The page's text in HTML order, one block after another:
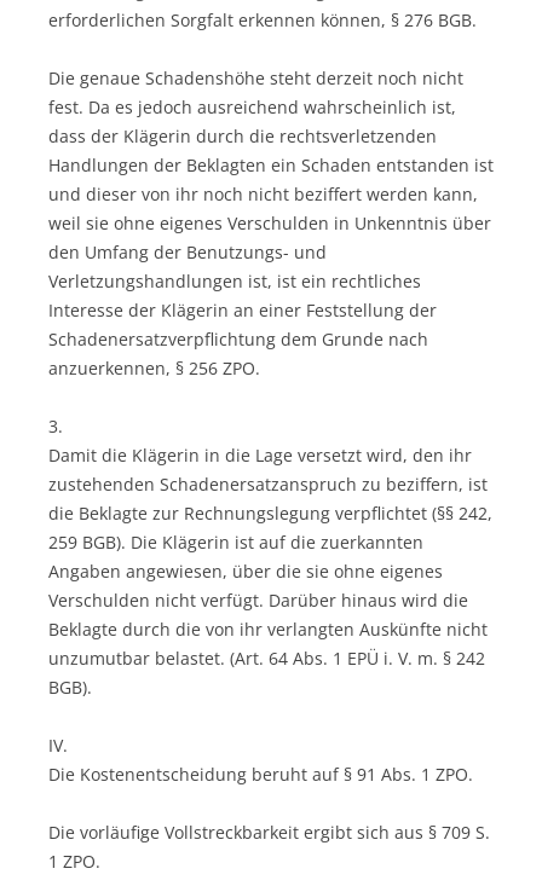
erforderlichen Sorgfalt erkennen können, § 276 BGB.
Die genaue Schadenshöhe steht derzeit noch nicht
fest. Da es jedoch ausreichend wahrscheinlich ist,
dass der Klägerin durch die rechtsverletzenden
Handlungen der Beklagten ein Schaden entstanden ist
und dieser von ihr noch nicht beziffert werden kann,
weil sie ohne eigenes Verschulden in Unkenntnis über
den Umfang der Benutzungs- und
Verletzungshandlungen ist, ist ein rechtliches
Interesse der Klägerin an einer Feststellung der
Schadenersatzverpflichtung dem Grunde nach
anzuerkennen, § 256 ZPO.
3.
Damit die Klägerin in die Lage versetzt wird, den ihr
zustehenden Schadenersatzanspruch zu beziffern, ist
die Beklagte zur Rechnungslegung verpflichtet (§§ 242,
259 BGB). Die Klägerin ist auf die zuerkannten
Angaben angewiesen, über die sie ohne eigenes
Verschulden nicht verfügt. Darüber hinaus wird die
Beklagte durch die von ihr verlangten Auskünfte nicht
unzumutbar belastet. (Art. 64 Abs. 1 EPÜ i. V. m. § 242
BGB).
IV.
Die Kostenentscheidung beruht auf § 91 Abs. 1 ZPO.
Die vorläufige Vollstreckbarkeit ergibt sich aus § 709 S.
1 ZPO.